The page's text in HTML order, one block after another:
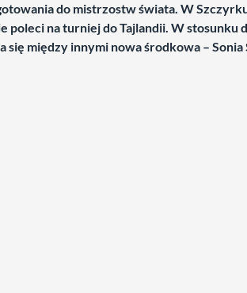
do mistrzostw świata. W
poleci na turniej do Tajlandii. W stosunku
się między innymi nowa środkowa –